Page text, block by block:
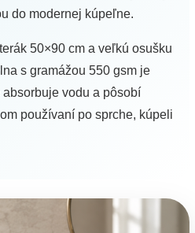
do modernej kúpeľne.
50×90 cm a veľkú osušku
s gramážou 550 gsm je
vodu a pôsobí
používaní po sprche, kúpeli